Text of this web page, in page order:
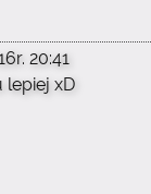
20:41
lepiej xD